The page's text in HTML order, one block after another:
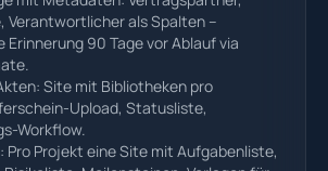
Verantwortlicher als Spalten –
90 Tage vor Ablauf via
Site mit Bibliotheken pro
Upload, Statusliste,
Workflow.
Pro Projekt eine Site mit Aufgabenliste,